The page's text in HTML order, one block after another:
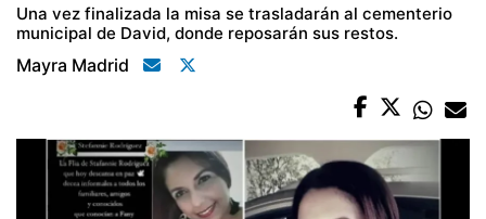
Una vez finalizada la misa se trasladarán al cementerio
municipal de David, donde reposarán sus restos.
Mayra Madrid